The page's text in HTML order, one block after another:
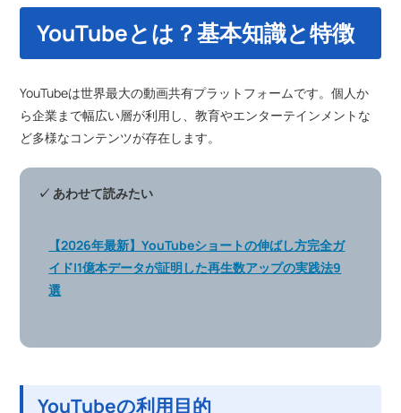
YouTubeとは？基本知識と特徴
YouTubeは世界最大の動画共有プラットフォームです。個人か
ら企業まで幅広い層が利用し、教育やエンターテインメントな
ど多様なコンテンツが存在します。
✓ あわせて読みたい
【2026年最新】YouTubeショートの伸ばし方完全ガ
イド|1億本データが証明した再生数アップの実践法9
選
YouTubeの利用目的